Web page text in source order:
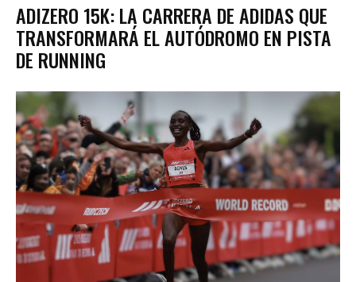
ADIZERO 15K: LA CARRERA DE ADIDAS QUE
TRANSFORMARÁ EL AUTÓDROMO EN PISTA
DE RUNNING